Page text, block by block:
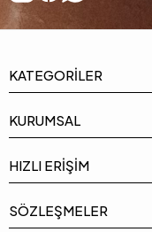
KATEGORİLER
KURUMSAL
HIZLI ERİŞİM
SÖZLEŞMELER